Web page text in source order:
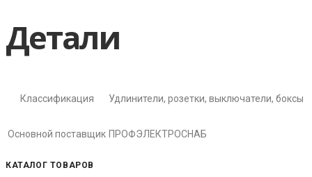
Детали
Классификация Удлинители, розетки, выключатели, боксы
Основной поставщик ПРОФЭЛЕКТРОСНАБ
КАТАЛОГ ТОВАРОВ